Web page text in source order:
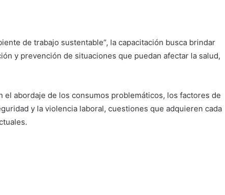
de trabajo sustentable”, la capacitación busca brindar
y prevención de situaciones que puedan afectar la salud,
abordaje de los consumos problemáticos, los factores de
y la violencia laboral, cuestiones que adquieren cada